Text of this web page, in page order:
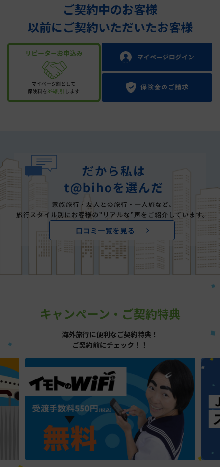
ご契約中のお客様
以前にご契約いただいたお客様
キャンペーン・ご契約特典
海外旅行に便利なご契約特典！
ご契約前にチェック！！